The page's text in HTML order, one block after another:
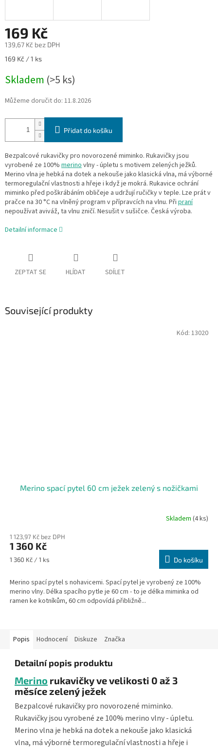
169 Kč
139,67 Kč bez DPH
Měrná
169 Kč / 1 ks
Skladem (>5 ks)
Můžeme doručit do: 11.8.2026
Přidat do košíku
Bezpalcové rukavičky pro novorozené miminko. Rukavičky jsou
vyrobené ze 100% merinovlny - úpletu s motivem zelených ježků.
Merino vlna je hebká na dotek a nekouše jako klasická vlna, má výborné
termoregulační vlastnosti a hřeje i když je mokrá. Rukavice ochrání
miminko před poškrábáním obličeje a udržují ručičky v teple. Lze prát v
pračce na 30 °C na vlněný program v přípravcích na vlnu. Při praní
nepoužívat aviváž, ta vlnu zničí. Nesušit v sušičce. Česká výroba.
Detailní informace
ZEPTAT SE HLÍDAT SDÍLET
Související produkty
Merino spací pytel 60 cm ježek zelený s nožičkami
Skladem (4 ks)
1 123,97 Kč bez DPH
1 360 Kč
Měrná
1 360 Kč / 1 ks Do košíku
Merino spací pytel s nohavicemi. Spací pytel je vyrobený ze 100%
merino vlny. Délka spacího pytle je 60 cm - to je délka miminka od
ramen ke kotníkům, 60 cm odpovídá přibližně...
Kód: 13020
Popis Hodnocení Diskuze Značka
Detailní popis produktu
Merino rukavičky ve velikosti 0 až 3
měsíce zelený ježek
Bezpalcové rukavičky pro novorozené miminko.
Rukavičky jsou vyrobené ze 100% merino vlny - úpletu.
Merino vlna je hebká na dotek a nekouše jako klasická
vlna, má výborné termoregulační vlastnosti a hřeje i